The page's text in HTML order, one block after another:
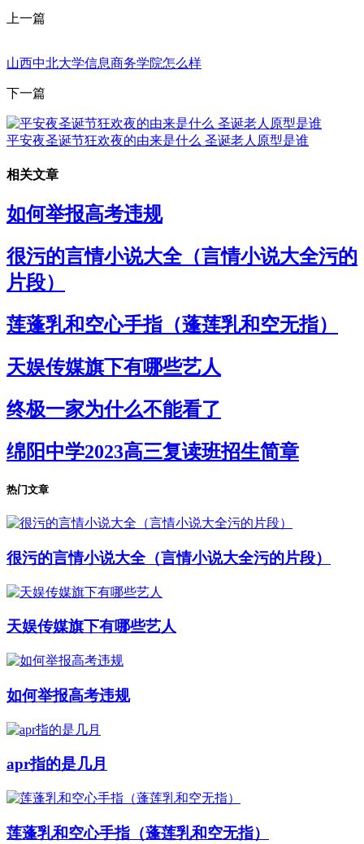
上一篇
山西中北大学信息商务学院怎么样
下一篇
平安夜圣诞节狂欢夜的由来是什么 圣诞老人原型是谁
相关文章
如何举报高考违规
很污的言情小说大全（言情小说大全污的
片段）
莲蓬乳和空心手指（蓬莲乳和空无指）
天娱传媒旗下有哪些艺人
终极一家为什么不能看了
绵阳中学2023高三复读班招生简章
热门文章
很污的言情小说大全（言情小说大全污的片段）
天娱传媒旗下有哪些艺人
如何举报高考违规
apr指的是几月
莲蓬乳和空心手指（蓬莲乳和空无指）